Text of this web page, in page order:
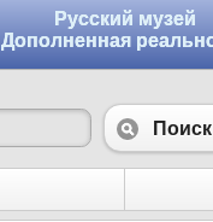
Русский музей
Дополненная
Поиск